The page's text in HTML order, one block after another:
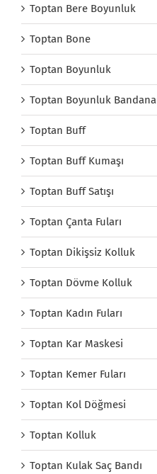
Toptan Bere Boyunluk
Toptan Bone
Toptan Boyunluk
Toptan Boyunluk Bandana
Toptan Buff
Toptan Buff Kumaşı
Toptan Buff Satışı
Toptan Çanta Fuları
Toptan Dikişsiz Kolluk
Toptan Dövme Kolluk
Toptan Kadın Fuları
Toptan Kar Maskesi
Toptan Kemer Fuları
Toptan Kol Döğmesi
Toptan Kolluk
Toptan Kulak Saç Bandı